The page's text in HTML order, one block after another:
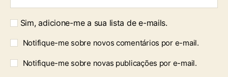
Sim, adicione-me a sua lista de e-mails.
Notifique-me sobre novos comentários por e-mail.
Notifique-me sobre novas publicações por e-mail.